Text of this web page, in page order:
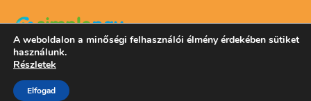
SimplePay adattovábbítási nyilatkozat
A weboldalon a minőségi felhasználói élmény érdekében sütiket
használunk.
Részletek
Elfogad